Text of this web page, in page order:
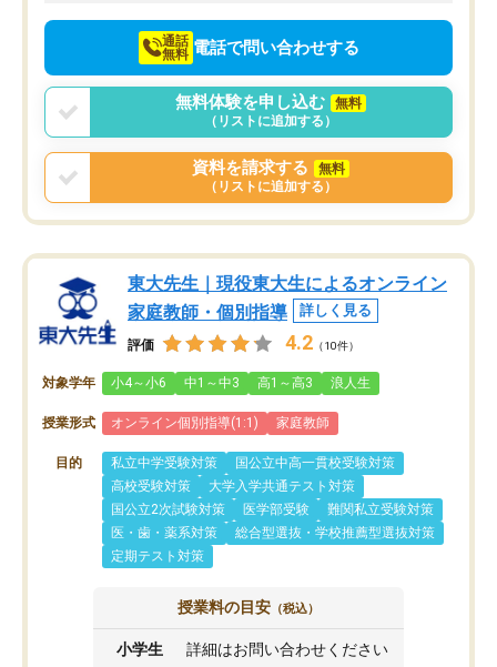
通話
無料 電話で問い合わせする
無料体験を申し込む
無料
（リストに追加する）
資料を請求する
無料
（リストに追加する）
東大先生｜現役東大生によるオンライン
家庭教師・個別指導
詳しく見る
評価 4.2 （10件）
対象学年 小4～小6 中1～中3 高1～高3 浪人生
授業形式 オンライン個別指導(1:1) 家庭教師
目的 私立中学受験対策
国公立中高一貫校受験対策
高校受験対策
大学入学共通テスト対策
国公立2次試験対策
医学部受験
難関私立受験対策
医・歯・薬系対策
総合型選抜・学校推薦型選抜対策
定期テスト対策
授業料の目安 （税込）
小学生 詳細はお問い合わせください